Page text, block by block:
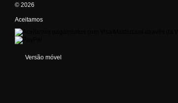
© 2026
Aceitamos
Versão móvel